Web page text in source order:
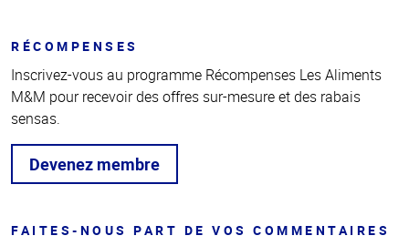
RÉCOMPENSES
Inscrivez-vous au programme Récompenses Les Aliments
M&M pour recevoir des offres sur-mesure et des rabais
sensas.
Devenez membre
FAITES-NOUS PART DE VOS COMMENTAIRES